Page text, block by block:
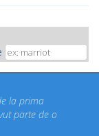
nostru rezervat prin
de vis. Am
nu stiam ca exista!